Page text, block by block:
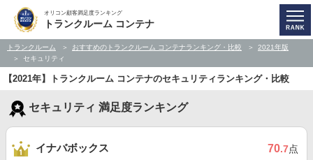
オリコン顧客満足度ランキング
トランクルーム コンテナ
トランクルーム おすすめのトランクルーム コンテナランキング・比較
2021年版
セキュリティ
【2021年】トランクルーム コンテナのセキュリティランキング・比較
セキュリティ 満足度ランキング
イナバボックス 70.7点